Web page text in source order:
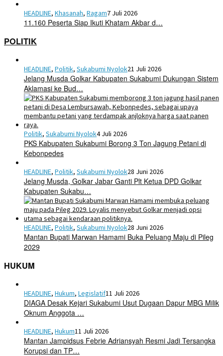
HEADLINE, Khasanah, Ragam7 Juli 2026
11.160 Peserta Siap Ikuti Khatam Akbar d…
POLITIK
HEADLINE, Politik, Sukabumi Nyolok21 Juli 2026
Jelang Musda Golkar Kabupaten Sukabumi Dukungan Sistem
Aklamasi ke Bud…
Politik, Sukabumi Nyolok4 Juli 2026
PKS Kabupaten Sukabumi Borong 3 Ton Jagung Petani di
Kebonpedes
HEADLINE, Politik, Sukabumi Nyolok28 Juni 2026
Jelang Musda, Golkar Jabar Ganti Plt Ketua DPD Golkar
Kabupaten Sukabu…
HEADLINE, Politik, Sukabumi Nyolok28 Juni 2026
Mantan Bupati Marwan Hamami Buka Peluang Maju di Pileg
2029
HUKUM
HEADLINE, Hukum, Legislatif11 Juli 2026
DIAGA Desak Kejari Sukabumi Usut Dugaan Dapur MBG Milik
Oknum Anggota …
HEADLINE, Hukum11 Juli 2026
Mantan Jampidsus Febrie Adriansyah Resmi Jadi Tersangka
Korupsi dan TP…